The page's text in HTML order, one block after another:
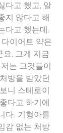
다고 했고, 알
지 않다고 해
다고 했는데.
이어트 약은
, 그게 지금
는 그것들이
방을 받았던
니 스테로이
다고 하기에
다. 기형아를
감 없는 처방